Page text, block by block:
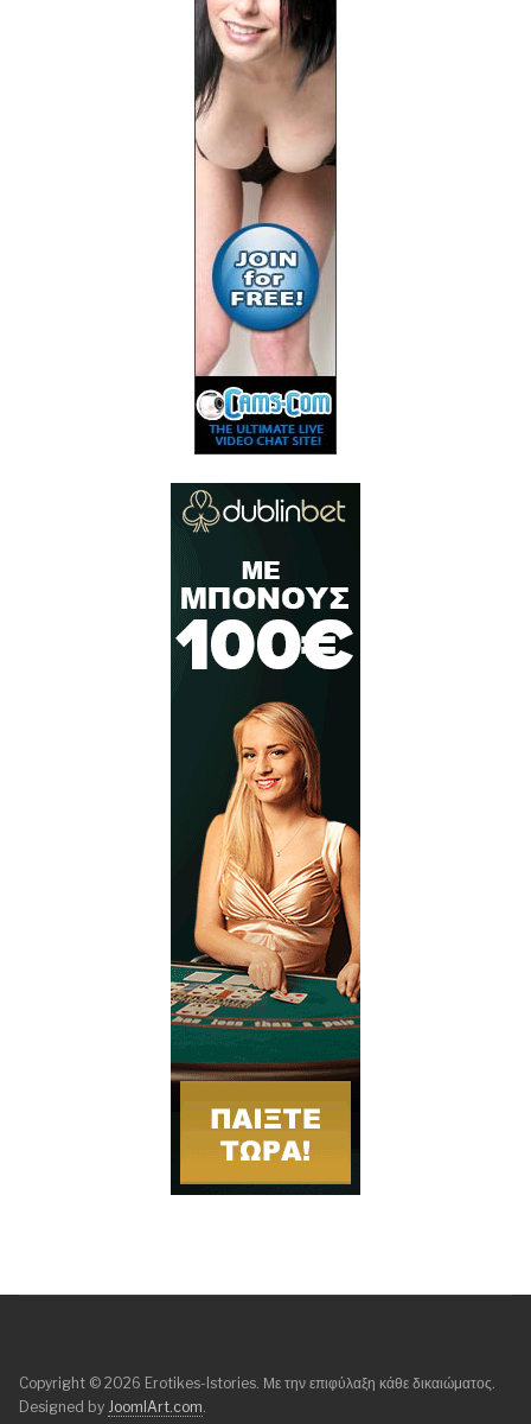
Copyright © 2026 Erotikes-Istories. Με την επιφύλαξη κάθε δικαιώματος.
Designed by JoomlArt.com